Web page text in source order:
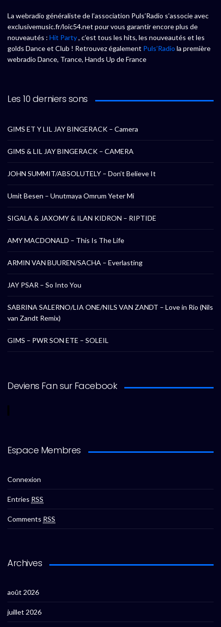
La webradio généraliste de l’association Puls’Radio s’associe avec
exclusivemusic.fr/loic54.net pour vous garantir encore plus de
nouveautés : Hit Party, c’est tous les hits, les nouveautés et les
golds Dance et Club ! Retrouvez également Puls’Radio la première
webradio Dance, Trance, Hands Up de France
Les 10 derniers sons
GIMS ET Y LIL JAY BINGERACK – Camera
GIMS & LIL JAY BINGERACK – CAMERA
JOHN SUMMIT/ABSOLUTELY – Don’t Believe It
Umit Besen – Unutmaya Omrum Yeter Mi
SIGALA & JAXOMY & ILAN KIDRON – RIPTIDE
AMY MACDONALD – This Is The Life
ARMIN VAN BUUREN/SACHA – Everlasting
JAY PSAR – So Into You
SABRINA SALERNO/LIA ONE/NILS VAN ZANDT – Love in Rio (Nils
van Zandt Remix)
GIMS – PWR SON ETE – SOLEIL
Deviens Fan sur Facebook
Espace Membres
Connexion
Entries RSS
Comments RSS
Archives
août 2026
juillet 2026